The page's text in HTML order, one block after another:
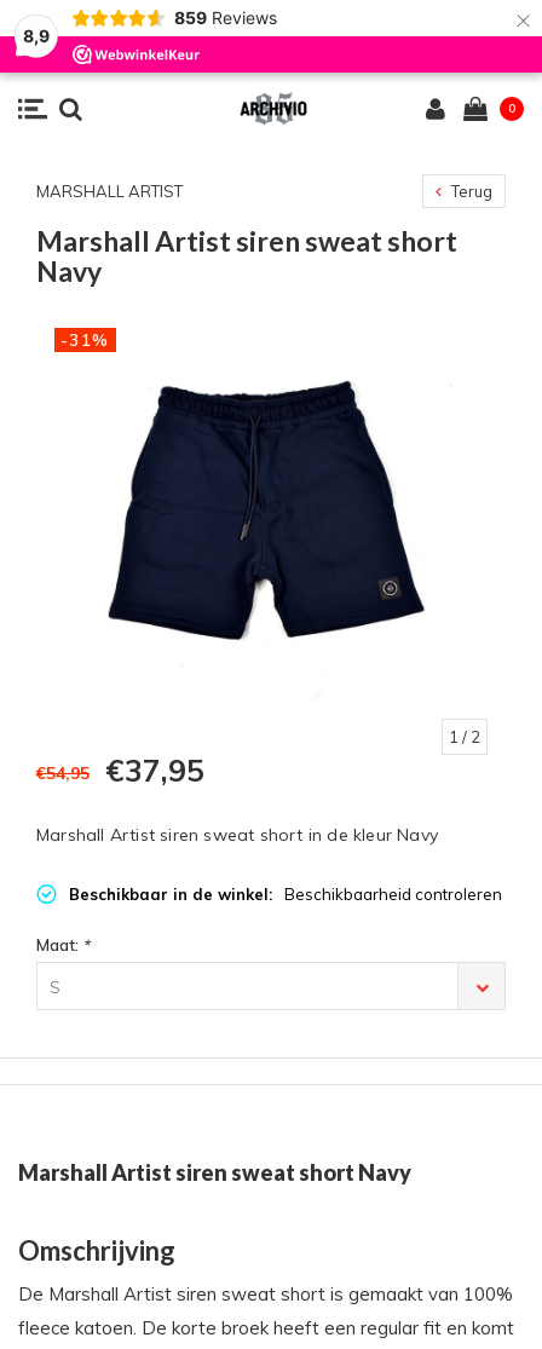
8,9
859 Reviews ×
0
MARSHALL ARTIST Terug
Marshall Artist siren sweat short
Navy
-31%
1 / 2
€54,95 €37,95
Marshall Artist siren sweat short in de kleur Navy
Beschikbaar in de winkel: Beschikbaarheid controleren
Maat: *
S
Marshall Artist siren sweat short Navy
Omschrijving
De Marshall Artist siren sweat short is gemaakt van 100%
fleece katoen. De korte broek heeft een regular fit en komt